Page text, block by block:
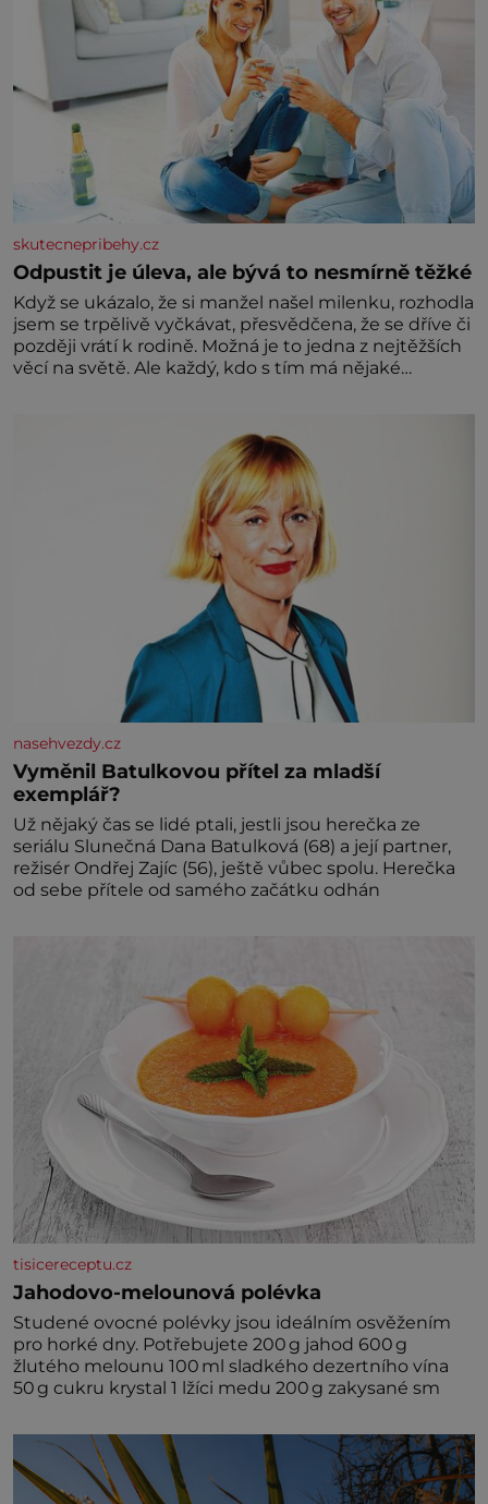
skutecnepribehy.cz
Odpustit je úleva, ale bývá to nesmírně těžké
Když se ukázalo, že si manžel našel milenku, rozhodla
jsem se trpělivě vyčkávat, přesvědčena, že se dříve či
později vrátí k rodině. Možná je to jedna z nejtěžších
věcí na světě. Ale každý, kdo s tím má nějaké
nasehvezdy.cz
Vyměnil Batulkovou přítel za mladší
exemplář?
Už nějaký čas se lidé ptali, jestli jsou herečka ze
seriálu Slunečná Dana Batulková (68) a její partner,
režisér Ondřej Zajíc (56), ještě vůbec spolu. Herečka
od sebe přítele od samého začátku odhán
tisicereceptu.cz
Jahodovo-melounová polévka
Studené ovocné polévky jsou ideálním osvěžením
pro horké dny. Potřebujete 200 g jahod 600 g
žlutého melounu 100 ml sladkého dezertního vína
50 g cukru krystal 1 lžíci medu 200 g zakysané sm